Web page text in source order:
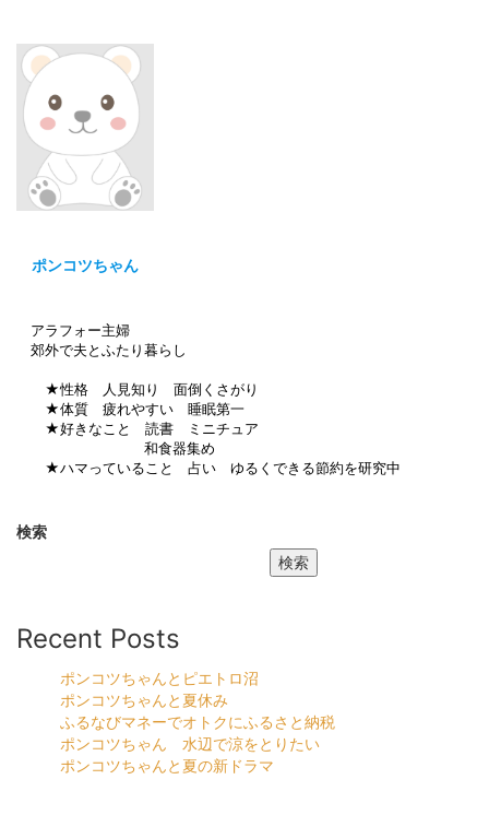
ポンコツちゃん
アラフォー主婦
郊外で夫とふたり暮らし
★性格 人見知り 面倒くさがり
★体質 疲れやすい 睡眠第一
★好きなこと 読書 ミニチュア
和食器集め
★ハマっていること 占い ゆるくできる節約を研究中
検索
検索
Recent Posts
ポンコツちゃんとピエトロ沼
ポンコツちゃんと夏休み
ふるなびマネーでオトクにふるさと納税
ポンコツちゃん 水辺で涼をとりたい
ポンコツちゃんと夏の新ドラマ